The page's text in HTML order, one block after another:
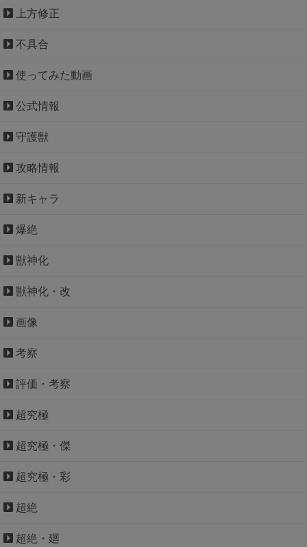
上方修正
不具合
使ってみた動画
公式情報
守護獣
攻略情報
新キャラ
爆絶
獣神化
獣神化・改
画像
考察
評価・考察
超究極
超究極・傑
超究極・彩
超絶
超絶・廻